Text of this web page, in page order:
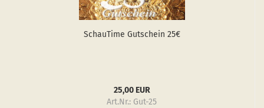
Schau­Ti­me Gut­schein 25€
25,00 EUR
Art.Nr.: Gut-25